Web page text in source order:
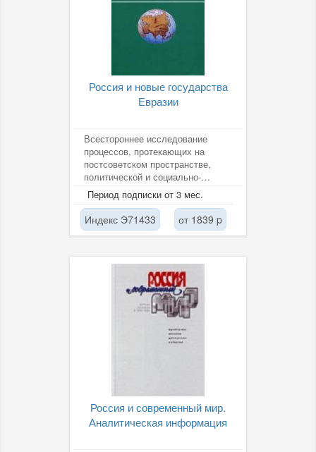
Россия и новые государства
Евразии
Всестороннее исследование
процессов, протекающих на
постсоветском пространстве,
политической и социально-
экономической ситуации в
странах СНГ,...
Период подписки от 3 мес.
Индекс Э71433 от 1839 p
Россия и современный мир.
Аналитическая информация